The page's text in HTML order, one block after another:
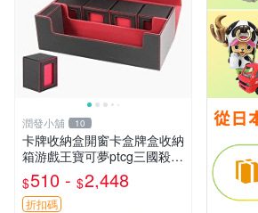
潤發小舖 10
卡牌收納盒開窗卡盒牌盒收納
箱游戲王寶可夢ptcg三國殺海
賊王dtcg
$510 - $2,448
折扣碼